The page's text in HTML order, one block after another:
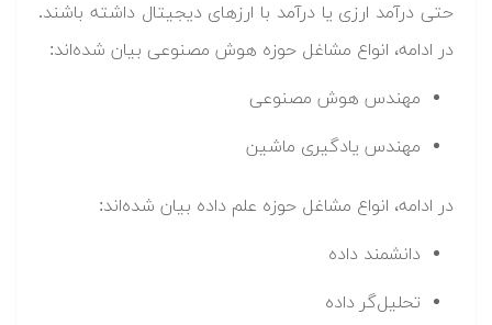
حتی درآمد ارزی یا درآمد با ارزهای دیجیتال داشته باشند.
در ادامه، انواع مشاغل حوزه هوش مصنوعی بیان شده‌اند:
مهندس هوش مصنوعی
مهندس یادگیری ماشین
در ادامه، انواع مشاغل حوزه علم داده بیان شده‌اند:
دانشمند داده
تحلیل‌گر داده